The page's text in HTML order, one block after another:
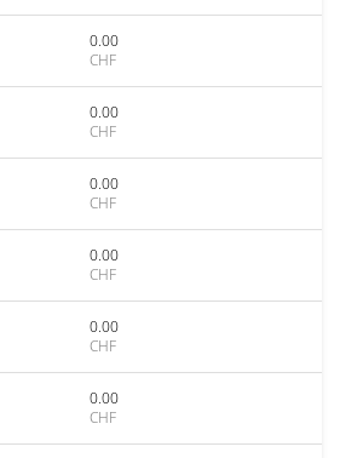
0.00
CHF
0.00
CHF
0.00
CHF
0.00
CHF
0.00
CHF
0.00
CHF